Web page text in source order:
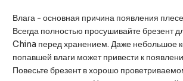
Влага - основная причина появления
Всегда полностью просушивайте брезент
China перед хранением. Даже небольшое
попавшей влаги может привести к
Повесьте брезент в хорошо